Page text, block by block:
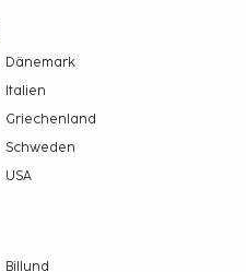
Dänemark
Italien
Griechenland
Schweden
USA
Billund